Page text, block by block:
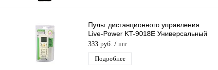
Пульт дистанционного управления
Live-Power KT-9018E Универсальный
пульт для кондиционеров
333 руб. / шт
Подробнее